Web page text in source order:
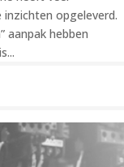
inzichten opgeleverd.
aanpak hebben